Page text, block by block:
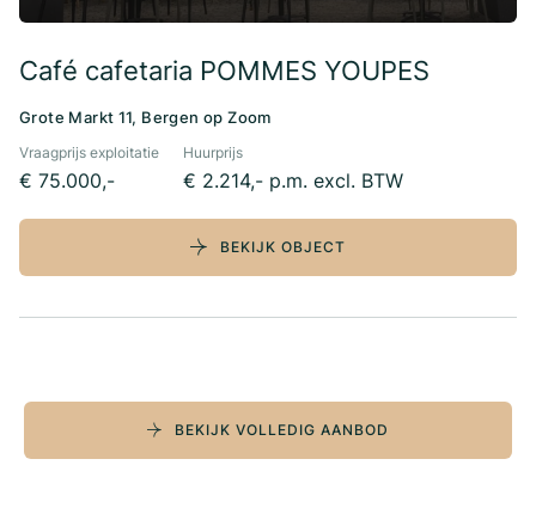
Café cafetaria POMMES YOUPES
Grote Markt 11, Bergen op Zoom
Vraagprijs exploitatie
€ 75.000,-
Huurprijs
€ 2.214,- p.m. excl. BTW
BEKIJK OBJECT
BEKIJK VOLLEDIG AANBOD